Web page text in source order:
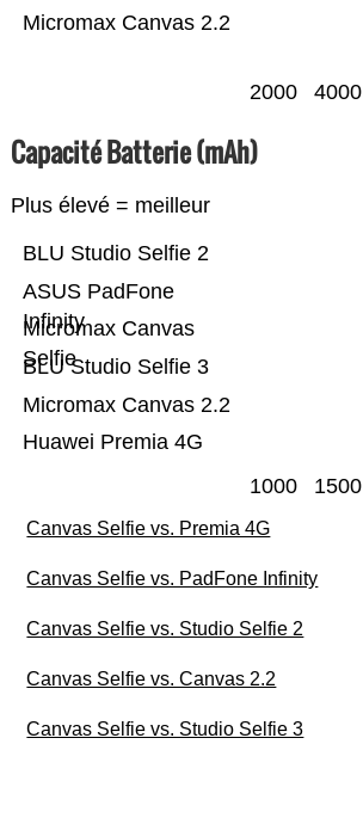
Micromax Canvas 2.2
2000 4000
Capacité Batterie (mAh)
Plus élevé = meilleur
Huawei Premia 4G
Micromax Canvas 2.2
BLU Studio Selfie 3
Micromax Canvas
Selfie
ASUS PadFone
Infinity
BLU Studio Selfie 2
1000 1500
Canvas Selfie vs. Premia 4G
Canvas Selfie vs. PadFone Infinity
Canvas Selfie vs. Studio Selfie 2
Canvas Selfie vs. Canvas 2.2
Canvas Selfie vs. Studio Selfie 3